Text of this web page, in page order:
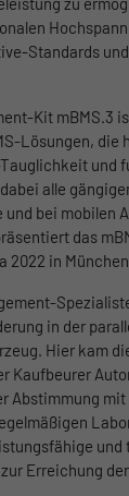
Standards
Kit mBMS.3
Lösungen, die
und
alle
und bei mobilen
das
2022 in
in der
Hier kam
Kaufbeurer
Abstimmung
und
Erreichung
eine
wird, um
wie der
generieren.
139898258-1
Analytics
Hilfe, um die
und die
mit hohem
für die
an einen
ID-Cookie
von
Dienste